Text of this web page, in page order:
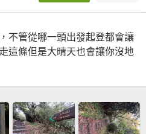
不管從哪一頭出發起登都會讓
這條但是大晴天也會讓你沒地